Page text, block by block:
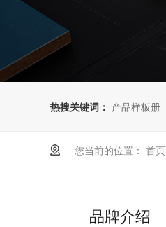
热搜关键词： 产品样板册
您当前的位置： 首页
品牌介绍